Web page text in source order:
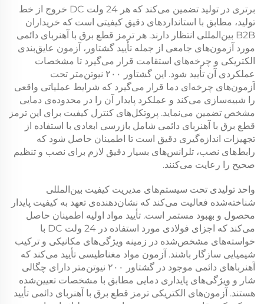
برتری در تولید تضمین می‌کند که هر 24 ولت DC
خروج از خط
تولید، مطابق با استانداردهای دقیق کیفیتی است که خریداران
B2B بین‌المللی انتظار دارند. هر
ترمز قطع برق با آهنربای دائمی
مورد آزمون‌های جامعی از جمله تأیید گشتاور، آزمون عایق‌بندی
الکتریکی و چرخه‌های استقامت قرار می‌گیرد تا مشخصات
عملکردی آن تأیید شود. این گشتاور ۲۰۰ نیوتن‌متر
تحت
آزمون‌های چرخه‌ای دما قرار می‌گیرد که شرایط عملیاتی واقعی
را شبیه‌سازی می‌کند و عملکرد پایدار آن را در محدوده‌ی دمایی
مشخص تضمین می‌نماید. پروتکل‌های کنترل کیفیت برای این ترمز
قطع برق با آهنربای دائمی شامل بازرسی ابعادی با استفاده از
تجهیزات اندازه‌گیری دقیق است تا اطمینان حاصل شود که
رابط‌های نصب، تلرانس‌های بسیار دقیق لازم برای نصب و تنظیم
صحیح را رعایت می‌کنند.
واحد تولیدی تحت سیستم‌های مدیریت کیفیت بین‌المللی
شناخته‌شده فعالیت می‌کند که نشان‌دهنده‌ی تعهد به کیفیت پایدار
محصول و بهبود مستمر است. تأیید مواد اولیه اطمینان حاصل
می‌کند که اجزای فولادی مورد استفاده در 24 ولت DC
با
خواسته‌های مشخص‌شده در زمینه ویژگی‌های مکانیکی و ترکیب
شیمیایی سازگار باشند. آزمون مواد مغناطیسی تأیید می‌کند که
آهنرباهای دائمی موجود در گشتاور ۲۰۰ نیوتن‌متر
دارای چگالی
شار و ویژگی‌های پایداری دمایی مطابق با مشخصات تعیین‌شده
هستند. آزمون‌های الکتریکی ترمز قطع برق با آهنربای دائمی تأیید